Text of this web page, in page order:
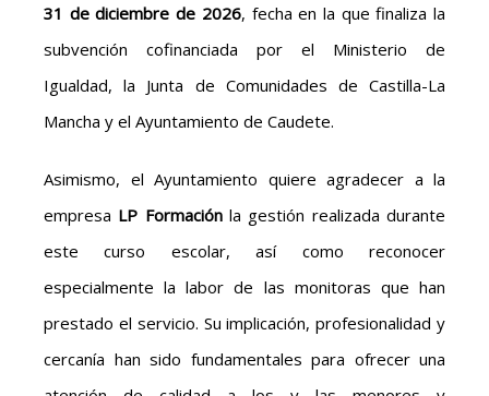
31 de diciembre de 2026, fecha en la que finaliza la
subvención cofinanciada por el Ministerio de
Igualdad, la Junta de Comunidades de Castilla-La
Mancha y el Ayuntamiento de Caudete.
Asimismo, el Ayuntamiento quiere agradecer a la
empresa LP Formaciónla gestión realizada durante
este curso escolar, así como reconocer
especialmente la labor de las monitoras que han
prestado el servicio. Su implicación, profesionalidad y
cercanía han sido fundamentales para ofrecer una